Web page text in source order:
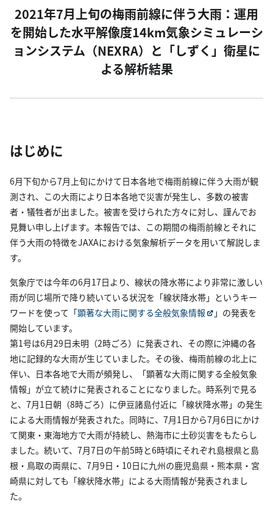
2021年7月上旬の梅雨前線に伴う大雨：運用
を開始した水平解像度14km気象シミュレーシ
ョンシステム（NEXRA）と「しずく」衛星に
よる解析結果
はじめに
6月下旬から7月上旬にかけて日本各地で梅雨前線に伴う大雨が観
測され、この大雨により日本各地で災害が発生し、多数の被害
者・犠牲者が出ました。被害を受けられた方々に対し、謹んでお
見舞い申し上げます。本報告では、この期間の梅雨前線とそれに
伴う大雨の特徴をJAXAにおける気象解析データを用いて解説しま
す。
気象庁では今年の6月17日より、線状の降水帯により非常に激しい
雨が同じ場所で降り続いている状況を「線状降水帯」というキー
ワードを使って「顕著な大雨に関する全般気象情報
」の発表を
開始しています。
第1号は6月29日未明（2時ごろ）に発表され、その際に沖縄の各
地に記録的な大雨が生じていました。その後、梅雨前線の北上に
伴い、日本各地で大雨が頻発し、「顕著な大雨に関する全般気象
情報」が立て続けに発表されることになりました。時系列で見る
と、7月1日朝（8時ごろ）に伊豆諸島付近に「線状降水帯」の発生
による大雨情報が発表された。同時に、7月1日から7月6日にかけ
て関東・東海地方で大雨が持続し、熱海市に土砂災害をもたらし
ました。続いて、7月7日の午前5時と6時頃にそれぞれ島根県と島
根・鳥取の両県に、7月9日・10日に九州の鹿児島県・熊本県・宮
崎県に対しても「線状降水帯」による大雨情報が発表されまし
た。